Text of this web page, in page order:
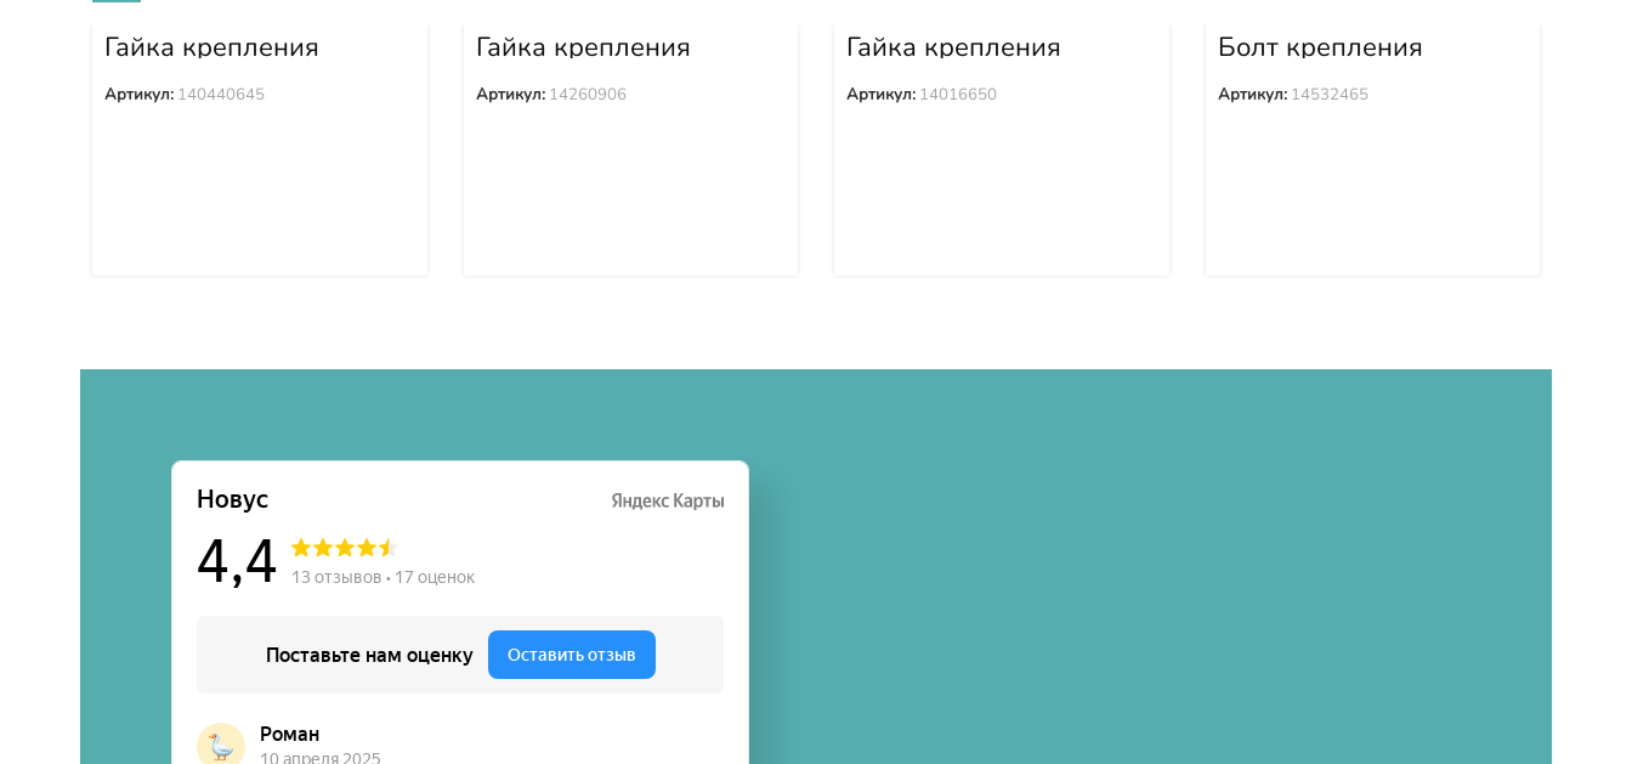
Гайка крепления
башмака 140440645
Артикул: 140440645
Гайка крепления
башмака 14260906
Артикул: 14260906
Гайка крепления
башмака 14016650
Артикул: 14016650
Болт крепления
башмака 14532465
Артикул: 14532465